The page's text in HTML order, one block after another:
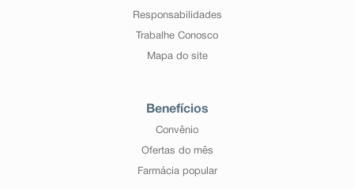
Responsabilidades
Trabalhe Conosco
Mapa do site
Benefícios
Convênio
Ofertas do mês
Farmácia popular